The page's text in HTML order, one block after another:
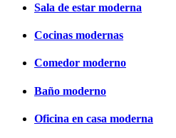
Sala de estar moderna
Cocinas modernas
Comedor moderno
Baño moderno
Oficina en casa moderna